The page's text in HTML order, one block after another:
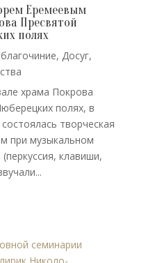
Еремеевым
Пресвятой
полях
, Досуг,
храма Покрова
полях, в
творческая
при музыкальном
клавиши,